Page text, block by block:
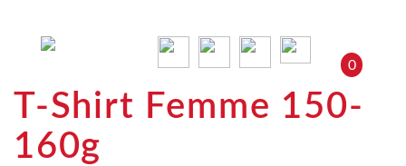
0
T-Shirt Femme 150-
160g